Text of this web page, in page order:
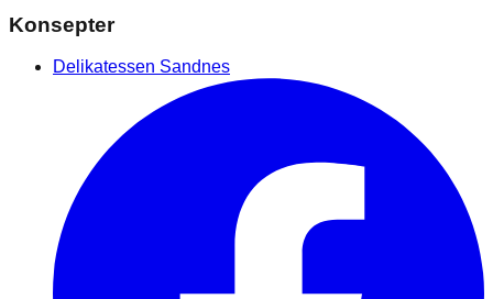
Konsepter
Delikatessen Sandnes